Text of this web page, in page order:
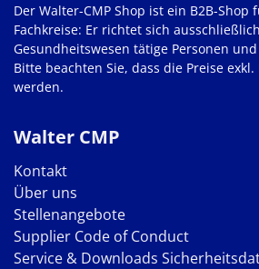
Walter CMP
Kontakt
Über uns
Stellenangebote
Supplier Code of Conduct
Service & Downloads
Der Walter-CMP Shop ist ein B2B-Shop
Fachkreise: Er richtet sich
Gesundheitswesen tätige Personen
Bitte beachten Sie, dass die Preise
werden.